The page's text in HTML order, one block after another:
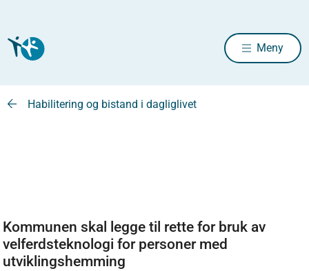
Meny
Habilitering og bistand i dagliglivet
Kommunen skal legge til rette for bruk av
velferdsteknologi for personer med
utviklingshemming